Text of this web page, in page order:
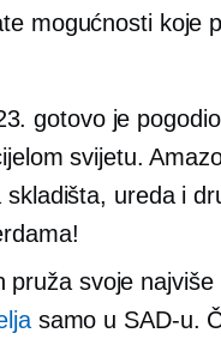
mogućnosti koje
gotovo je
svijetu.
ureda i
pruža svoje najviše
samo u SAD-u.